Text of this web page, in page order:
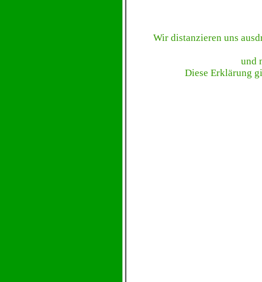
Wir distanzieren uns
und
Diese Erklärung